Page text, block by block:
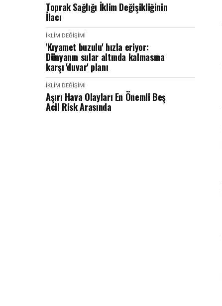
Toprak Sağlığı İklim Değişikliğinin
İlacı
İKLIM DEĞIŞIMI
'Kıyamet buzulu' hızla eriyor:
Dünyanın sular altında kalmasına
karşı 'duvar' planı
İKLIM DEĞIŞIMI
Aşırı Hava Olayları En Önemli Beş
Acil Risk Arasında